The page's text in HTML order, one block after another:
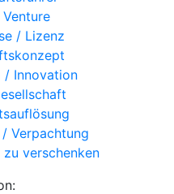
/ Lizenz
/ Innovation
Verpachtung
zu verschenken